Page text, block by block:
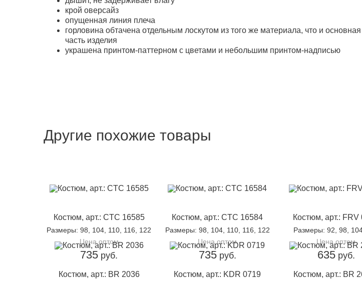
крой оверсайз
опущенная линия плеча
горловина обтачена отдельным лоскутом из того же материала, что и основная
часть изделия
украшена принтом-паттерном с цветами и небольшим принтом-надписью
Другие похожие товары
Костюм, арт.: CTC 16585
Размеры: 98, 104, 110, 116, 122
Цена оптом
735 руб.
Костюм, арт.: CTC 16584
Размеры: 98, 104, 110, 116, 122
Цена оптом
735руб.
Костюм, арт.: FRV
Размеры: 92, 98,
Цена оптом
635руб.
Костюм, арт.: BR 2036 Костюм, арт.: KDR 0719 Костюм, арт.: BR